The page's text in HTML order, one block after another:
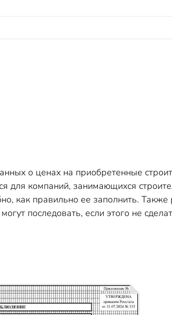
о ценах на приобретенные
для компаний, занимающихся
как правильно ее заполнить.
последовать, если этого не